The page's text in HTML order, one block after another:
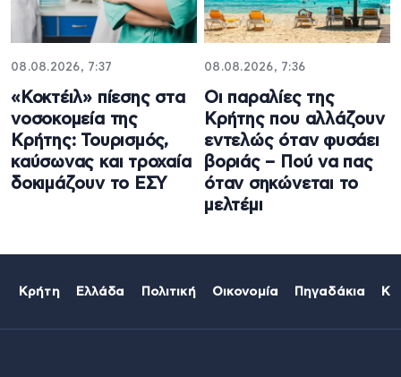
08.08.2026, 7:37
«Κοκτέιλ» πίεσης στα
νοσοκομεία της
Κρήτης: Τουρισμός,
καύσωνας και τροχαία
δοκιμάζουν το ΕΣΥ
08.08.2026, 7:36
Οι παραλίες της
Κρήτης που αλλάζουν
εντελώς όταν φυσάει
βοριάς – Πού να πας
όταν σηκώνεται το
μελτέμι
Κρήτη Ελλάδα Πολιτική Οικονομία Πηγαδάκια